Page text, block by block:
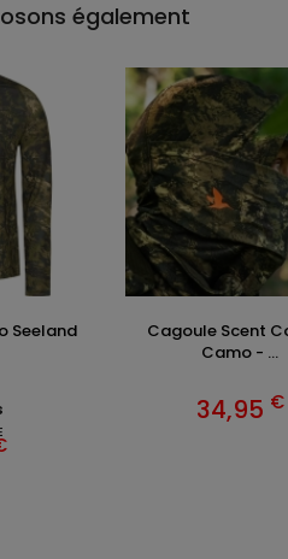
également
Seeland
Cagoule Scent
Camo - ...
34,95 €